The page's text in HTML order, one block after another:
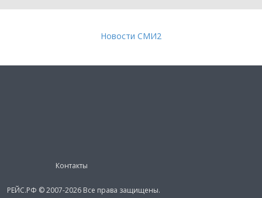
Новости СМИ2
Контакты
РЕЙС.РФ © 2007-2026 Все права защищены.